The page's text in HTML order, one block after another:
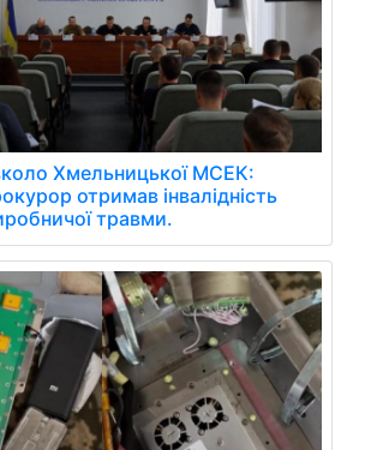
Хмельницької МСЕК:
отримав інвалідність
травми.